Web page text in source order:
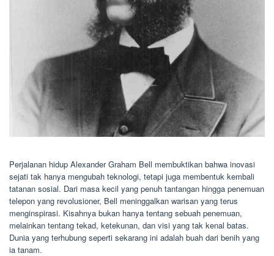
Perjalanan hidup Alexander Graham Bell membuktikan bahwa inovasi
sejati tak hanya mengubah teknologi, tetapi juga membentuk kembali
tatanan sosial. Dari masa kecil yang penuh tantangan hingga penemuan
telepon yang revolusioner, Bell meninggalkan warisan yang terus
menginspirasi. Kisahnya bukan hanya tentang sebuah penemuan,
melainkan tentang tekad, ketekunan, dan visi yang tak kenal batas.
Dunia yang terhubung seperti sekarang ini adalah buah dari benih yang
ia tanam.